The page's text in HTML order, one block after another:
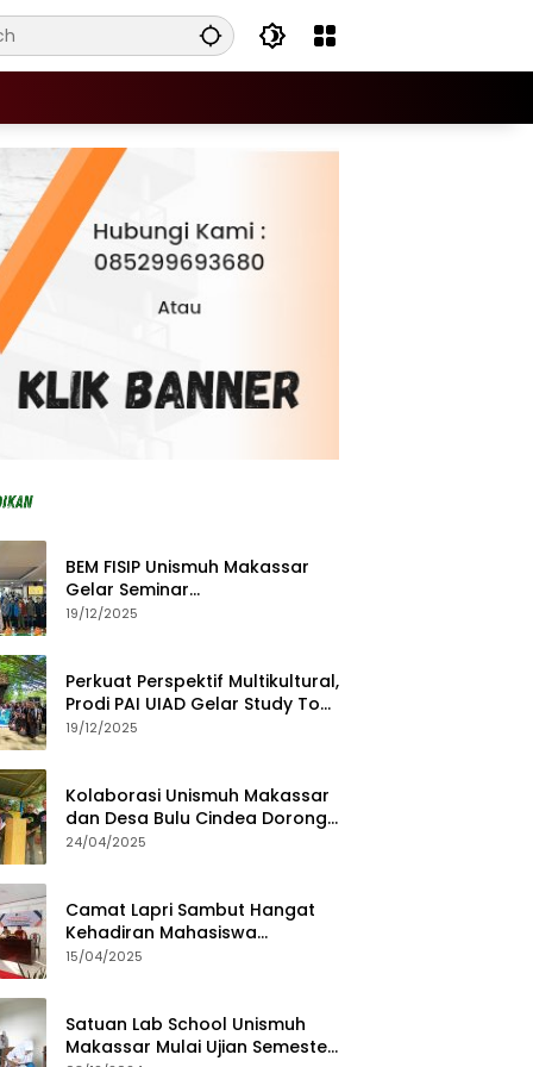
BEM FISIP Unismuh Makassar
Gelar Seminar
Keperempuanan, Bahas
19/12/2025
Perkuat Perspektif Multikultural,
Prodi PAI UIAD Gelar Study Tour
ke Kajang
19/12/2025
Kolaborasi Unismuh Makassar
dan Desa Bulu Cindea Dorong
Sentra Garam Industri
24/04/2025
Camat Lapri Sambut Hangat
Kehadiran Mahasiswa
PoltekMu
15/04/2025
Satuan Lab School Unismuh
Makassar Mulai Ujian Semester,